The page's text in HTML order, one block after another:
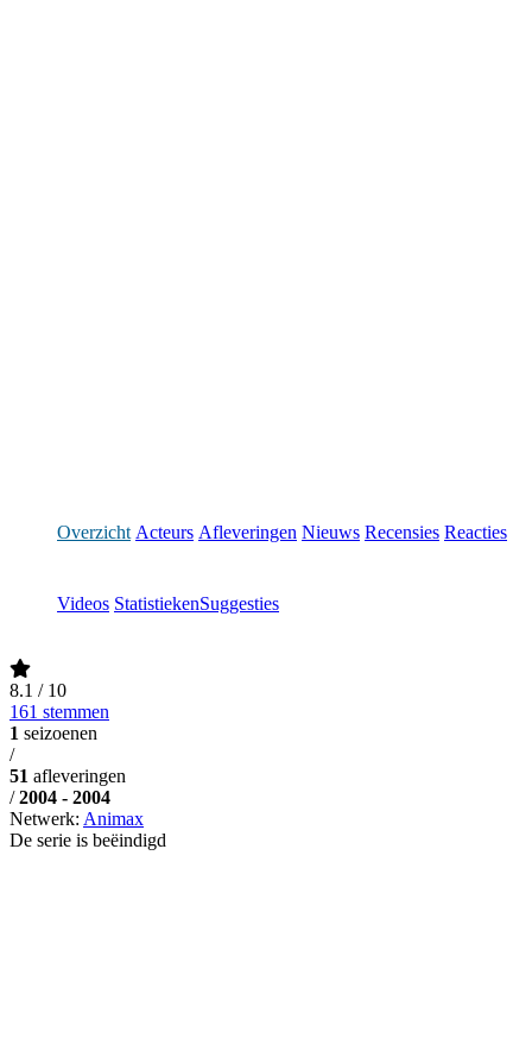
Overzicht Acteurs Afleveringen Nieuws Recensies Reacties
Videos StatistiekenSuggesties
8.1 / 10
161 stemmen
1 seizoenen
/
51 afleveringen
/ 2004 - 2004
Netwerk: Animax
De serie is beëindigd